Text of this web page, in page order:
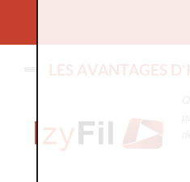
LES AVANTAGES